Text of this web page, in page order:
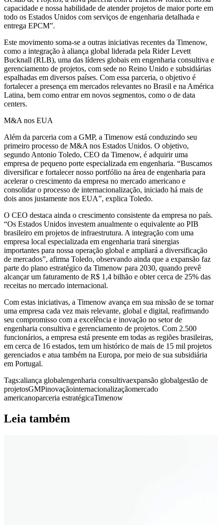
capacidade e nossa habilidade de atender projetos de maior porte em
todo os Estados Unidos com serviços de engenharia detalhada e
entrega EPCM”.
Este movimento soma-se a outras iniciativas recentes da Timenow,
como a integração à aliança global liderada pela Rider Levett
Bucknall (RLB), uma das líderes globais em engenharia consultiva e
gerenciamento de projetos, com sede no Reino Unido e subsidiárias
espalhadas em diversos países. Com essa parceria, o objetivo é
fortalecer a presença em mercados relevantes no Brasil e na América
Latina, bem como entrar em novos segmentos, como o de data
centers.
M&A nos EUA
Além da parceria com a GMP, a Timenow está conduzindo seu
primeiro processo de M&A nos Estados Unidos. O objetivo,
segundo Antonio Toledo, CEO da Timenow, é adquirir uma
empresa de pequeno porte especializada em engenharia. “Buscamos
diversificar e fortalecer nosso portfólio na área de engenharia para
acelerar o crescimento da empresa no mercado americano e
consolidar o processo de internacionalização, iniciado há mais de
dois anos justamente nos EUA”, explica Toledo.
O CEO destaca ainda o crescimento consistente da empresa no país.
“Os Estados Unidos investem anualmente o equivalente ao PIB
brasileiro em projetos de infraestrutura. A integração com uma
empresa local especializada em engenharia trará sinergias
importantes para nossa operação global e ampliará a diversificação
de mercados”, afirma Toledo, observando ainda que a expansão faz
parte do plano estratégico da Timenow para 2030, quando prevê
alcançar um faturamento de R$ 1,4 bilhão e obter cerca de 25% das
receitas no mercado internacional.
Com estas iniciativas, a Timenow avança em sua missão de se tornar
uma empresa cada vez mais relevante, global e digital, reafirmando
seu compromisso com a excelência e inovação no setor de
engenharia consultiva e gerenciamento de projetos. Com 2.500
funcionários, a empresa está presente em todas as regiões brasileiras,
em cerca de 16 estados, tem um histórico de mais de 15 mil projetos
gerenciados e atua também na Europa, por meio de sua subsidiária
em Portugal.
Tags:aliança globalengenharia consultivaexpansão globalgestão de
projetosGMPinovaçãointernacionalizaçãomercado
americanoparceria estratégicaTimenow
Leia também